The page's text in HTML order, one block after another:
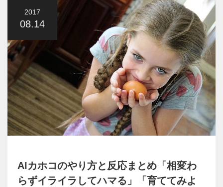
2017
08.14
AIカホコのやり方と反応まとめ「相変わ
らずイライラしてハマる」「育ててみよ